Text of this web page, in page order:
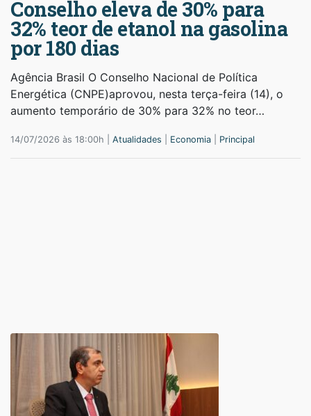
Conselho eleva de 30% para
32% teor de etanol na gasolina
por 180 dias
Agência Brasil O Conselho Nacional de Política
Energética (CNPE)aprovou, nesta terça-feira (14), o
aumento temporário de 30% para 32% no teor…
14/07/2026 às 18:00h | Atualidades Economia Principal